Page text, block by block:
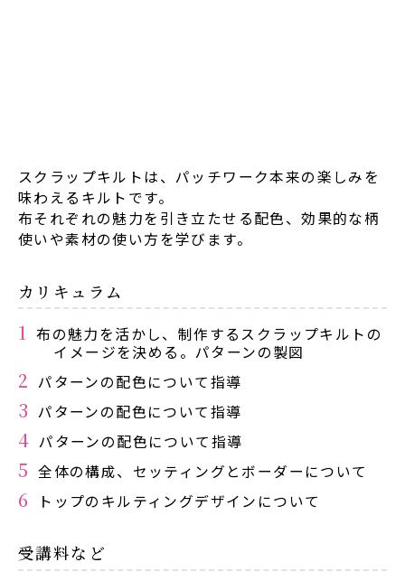
スクラップキルトは、パッチワーク本来の楽しみを
味わえるキルトです。
布それぞれの魅力を引き立たせる配色、効果的な柄
使いや素材の使い方を学びます。
カリキュラム
布の魅力を活かし、制作するスクラップキルトの
イメージを決める。パターンの製図
パターンの配色について指導
パターンの配色について指導
パターンの配色について指導
全体の構成、セッティングとボーダーについて
トップのキルティングデザインについて
受講料など